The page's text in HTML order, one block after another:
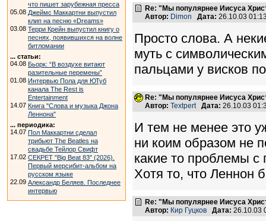
что пишет зарубежная пресса
05.08 Джеймс Маккартни выпустил
клип на песню «Dreams»
03.08 Терри Крейн выпустил книгу о
песнях, появившихся на волне
битломании
... статьи:
04.08 Бьорк: “В воздухе витают
разительные перемены”
01.08 Интервью Пола для ЮТуб
канала The Rest is
Entertainment
14.07 Книга "Слова и музыка Джона
Леннона"
... периодика:
14.07 Пол Маккартни сделал
трибьют The Beatles на
свадьбе Тейлор Свифт
17.02 СЕКРЕТ "Big Beat 83" (2026).
Первый мерсибит-альбом на
русском языке
22.09 Александр Беляев. Последнее
интервью
Re: "Мы популярнее Иисуса
Автор: Dimon Дата: 26.10.03
Просто слова. А
муть с
пальцами у висков
Re: "Мы популярнее Иисуса
Автор: Textpert Дата: 26.10.03
И тем не менее это
ни коим образом не
какие то проблемы с
Хотя то, что Леннон
Re: "Мы популярнее Иисуса
Автор: Кир Гуцков Дата: 26.10.03